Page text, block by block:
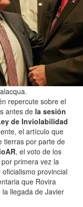
repercute sobre el
antes de la sesión
de Inviolabilidad
el artículo que
tierras por parte de
, el voto de los
primera vez la
provincial
que Rovira
llegada de Javier